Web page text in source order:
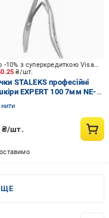
₴/шт.
До -10% з суперкредиткою Visa Вигода
STALEKS професійні
EXPERT 100 7мм NE-
₴/шт.
ЩЕ